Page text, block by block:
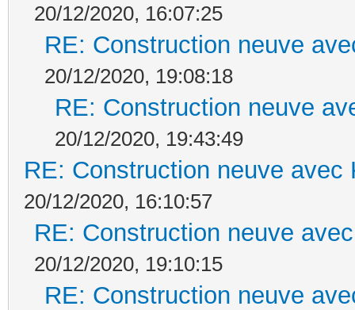
20/12/2020, 16:07:25
RE: Construction neuve
20/12/2020, 19:08:18
RE: Construction neuve
20/12/2020, 19:43:49
RE: Construction neuve avec
20/12/2020, 16:10:57
RE: Construction neuve
20/12/2020, 19:10:15
RE: Construction neuve